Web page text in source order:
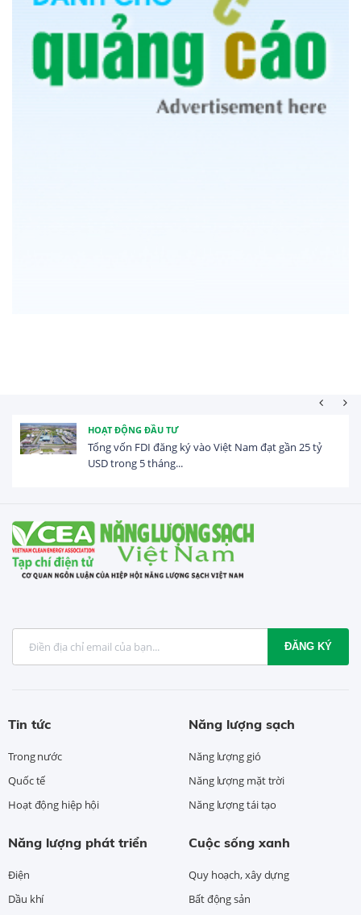
HOẠT ĐỘNG ĐẦU TƯ
Tổng vốn FDI đăng ký vào Việt Nam đạt gần 25 tỷ
USD trong 5 tháng...
ĐĂNG KÝ
Tin tức
Trong nước
Quốc tế
Hoạt động hiệp hội
Năng lượng sạch
Năng lượng gió
Năng lượng mặt trời
Năng lượng tái tạo
Năng lượng phát triển
Điện
Dầu khí
Cuộc sống xanh
Quy hoạch, xây dựng
Bất động sản